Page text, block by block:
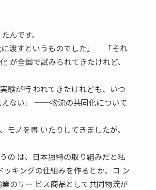
んです。
に渡すというものでした」 「それ
が全国で試みられてきたけれど、
験が行 われてきたけれども、いつ
えない」 ──物流の共同化について
ノを書 いたりしてきましたが、
の は、日本独特の取り組みだと私
キングの仕組みを作るとか、コ ン
のサー ビス商品として共同物流が